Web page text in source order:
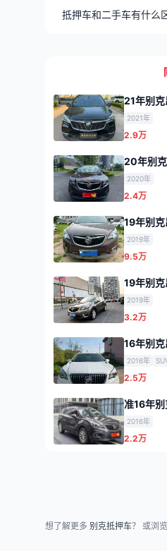
抵押车和二手车有什么
21年别
2021年
2.9万
20年别
2020年
2.4万
19年别
2019年
9.5万
19年别
2019年
3.2万
16年别
2016年
2.5万
准16年
2016年
2.2万
想了解更多 别克抵押车？ 或浏览